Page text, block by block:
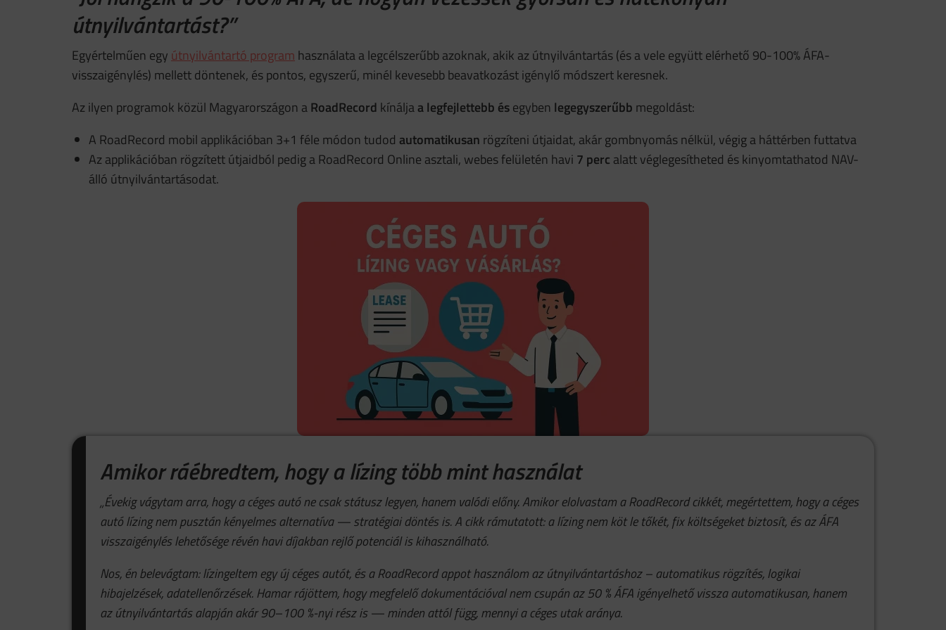
útnyilvántartást?”
Egyértelműen egy útnyilvántartó program használata a legcélszerűbb azoknak, akik az útnyilvántartás (és a vele együtt elérhető 90-100% ÁFA-
visszaigénylés) mellett döntenek, és pontos, egyszerű, minél kevesebb beavatkozást igénylő módszert keresnek.
Az ilyen programok közül Magyarországon aRoadRecord kínáljaa legfejlettebb ésegyben legegyszerűbb megoldást:
A RoadRecord mobil applikációban 3+1 féle módon tudod automatikusan rögzíteni útjaidat, akár gombnyomás nélkül, végig a háttérben futtatva
Az applikációban rögzített útjaidból pedig a RoadRecord Online asztali, webes felületén havi 7 perc alatt véglegesítheted és kinyomtathatod NAV-
álló útnyilvántartásodat.
Amikor ráébredtem, hogy a lízing több mint használat
„Évekig vágytam arra, hogy a céges autó ne csak státusz legyen, hanem valódi előny. Amikor elolvastam a RoadRecord cikkét, megértettem, hogy a céges
autó lízing nem pusztán kényelmes alternatíva — stratégiai döntés is. A cikk rámutatott: a lízing nem köt le tőkét, fix költségeket biztosít, és az ÁFA
visszaigénylés lehetősége révén havi díjakban rejlő potenciál is kihasználható.
Nos, én belevágtam: lízingeltem egy új céges autót, és a RoadRecord appot használom az útnyilvántartáshoz – automatikus rögzítés, logikai
hibajelzések, adatellenőrzések. Hamar rájöttem, hogy megfelelő dokumentációval nem csupán az 50 % ÁFA igényelhető vissza automatikusan, hanem
az útnyilvántartás alapján akár 90–100 %-nyi rész is — minden attól függ, mennyi a céges utak aránya.